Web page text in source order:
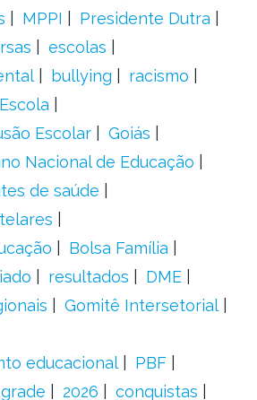
MPPI
Presidente Dutra
escolas
bullying
racismo
Escolar
Goiás
Nacional de Educação
de saúde
Bolsa Família
resultados
DME
Gomitê Intersetorial
educacional
PBF
grade 2026 conquistas